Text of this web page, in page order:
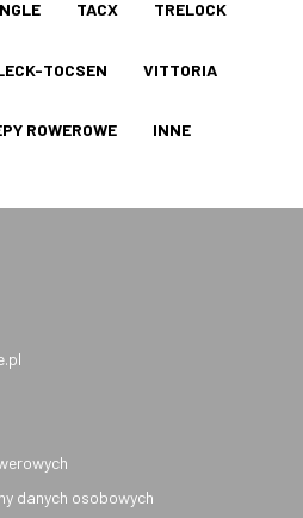
TACX TRELOCK
TOCSEN VITTORIA
ROWEROWE INNE
danych osobowych